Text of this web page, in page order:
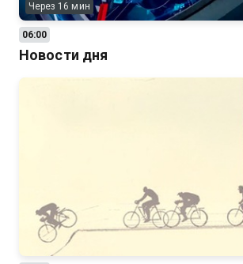
Через 16 мин
06:00
Новости дня